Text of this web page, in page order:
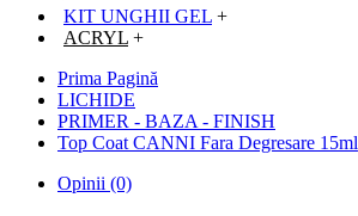
KIT UNGHII GEL +
ACRYL +
Prima Pagină
LICHIDE
PRIMER - BAZA - FINISH
Top Coat CANNI Fara Degresare 15ml
Opinii (0)